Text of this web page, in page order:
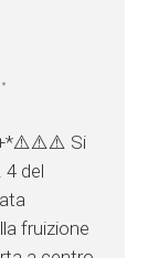
Si
4 del
fruizione